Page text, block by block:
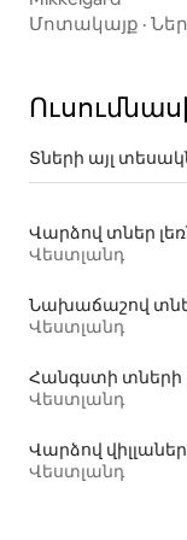
Մոտակայք ·
Տների այլ
Վեստլանդ
Վեստլանդ
Վեստլանդ
Վարձով վիլլաներ
Վեստլանդ